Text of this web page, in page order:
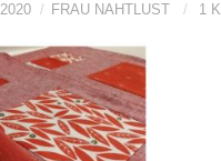
FRAU NAHTLUST 1